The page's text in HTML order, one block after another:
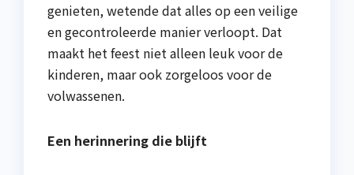
genieten, wetende dat alles op een veilige
en gecontroleerde manier verloopt. Dat
maakt het feest niet alleen leuk voor de
kinderen, maar ook zorgeloos voor de
volwassenen.
Een herinnering die blijft